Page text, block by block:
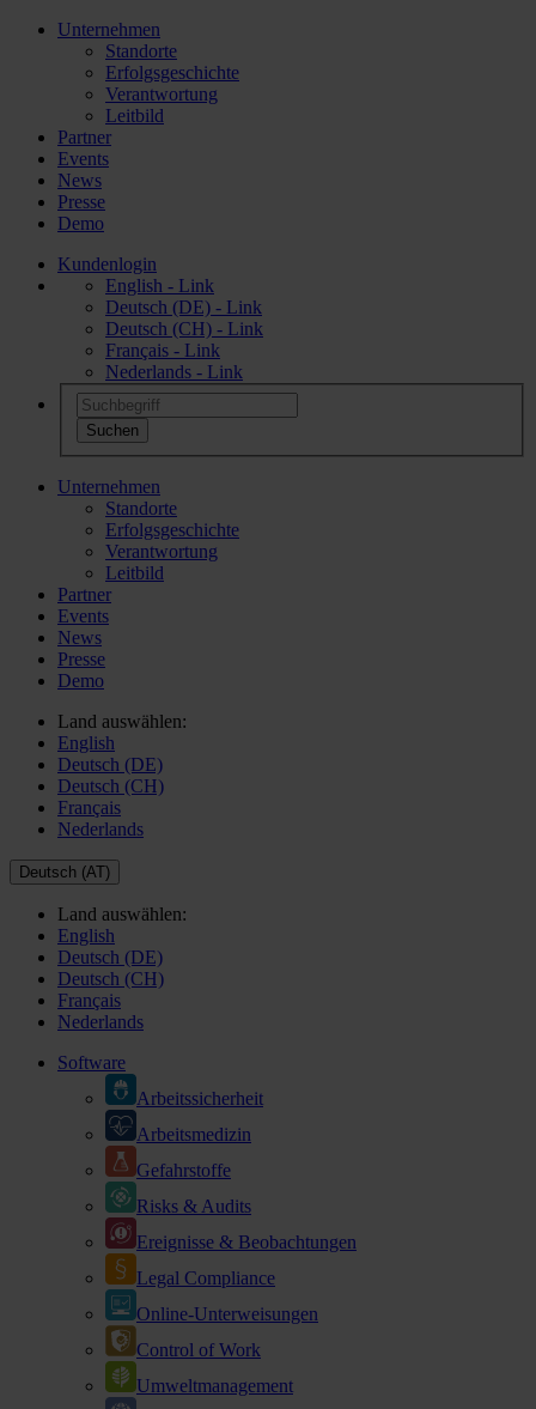
Unternehmen
Standorte
Erfolgsgeschichte
Verantwortung
Leitbild
Partner
Events
News
Presse
Demo
Kundenlogin
English - Link
Deutsch (DE) - Link
Deutsch (CH) - Link
Français - Link
Nederlands - Link
Unternehmen
Standorte
Erfolgsgeschichte
Verantwortung
Leitbild
Partner
Events
News
Presse
Demo
Land auswählen:
English
Deutsch (DE)
Deutsch (CH)
Français
Nederlands
Deutsch (AT)
Land auswählen:
English
Deutsch (DE)
Deutsch (CH)
Français
Nederlands
Software
Arbeitssicherheit
Arbeitsmedizin
Gefahrstoffe
Risks & Audits
Ereignisse & Beobachtungen
Legal Compliance
Online-Unterweisungen
Control of Work
Umweltmanagement